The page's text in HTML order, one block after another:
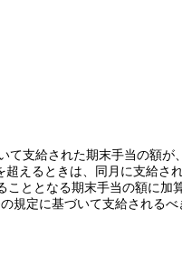
支給された期末手当の額が
えるときは、同月に支給さ
ととなる期末手当の額に加
規定に基づいて支給される